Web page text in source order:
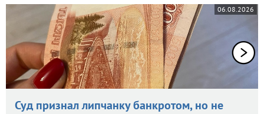
06.08.2026
Суд признал липчанку банкротом, но не